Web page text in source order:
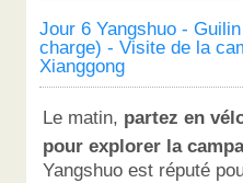
Jour 6 Yangshuo -
charge) - Visite de la
Xianggong
Le matin, partez en
pour explorer la
Yangshuo est réputé